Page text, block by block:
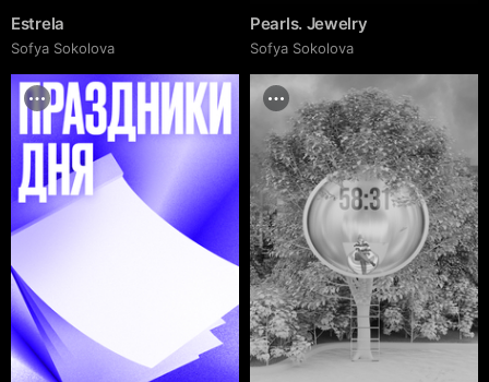
Estrela
Sofya Sokolova
Pearls. Jewelry
Sofya Sokolova